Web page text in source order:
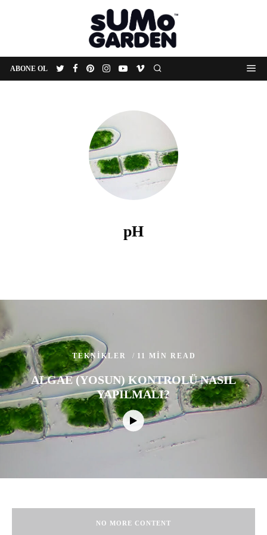
ABONE OL
pH
TEKNIKLER 11 MIN READ
ALGAE (YOSUN) KONTROLÜ NASIL
YAPILMALI?
NO MORE CONTENT